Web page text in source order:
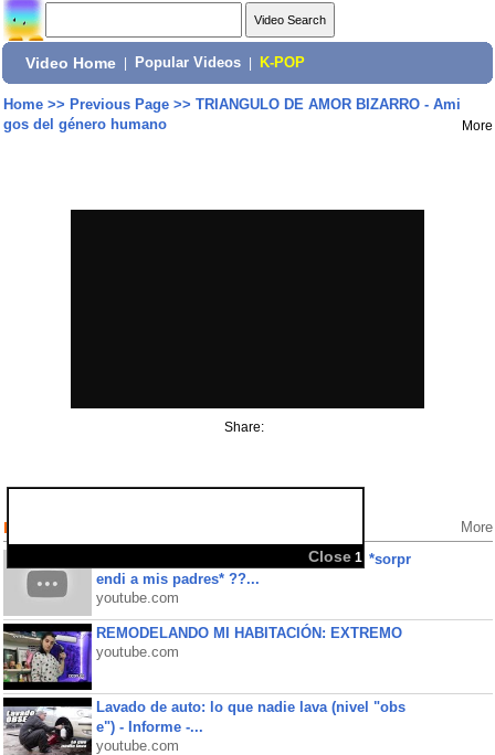
Video Home Popular Videos K-POP
Home>> Previous Page>> TRIANGULO DE AMOR BIZARRO - Ami
gos del género humano
More
Close 1
Share:
Popular Videos More
COMPRE EL AUTO DE MIS SUEÑOS !!! *sorpr
endi a mis padres* ??...
youtube.com
REMODELANDO MI HABITACIÓN: EXTREMO
youtube.com
Lavado de auto: lo que nadie lava (nivel "obs
e") - Informe -...
youtube.com